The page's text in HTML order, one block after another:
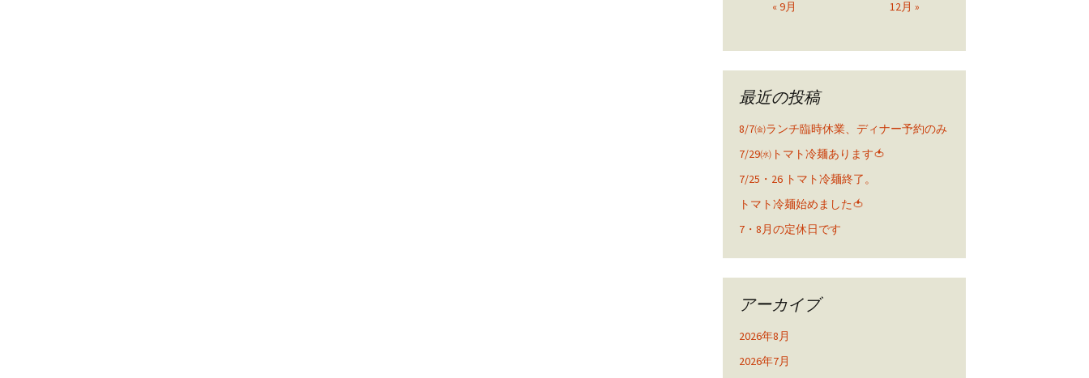
« 9月 12月 »
最近の投稿
8/7㈮ランチ臨時休業、ディナー予約のみ
7/29㈬トマト冷麺あります🍅
7/25・26 トマト冷麺終了。
トマト冷麺始めました🍅
7・8月の定休日です
アーカイブ
2026年8月
2026年7月